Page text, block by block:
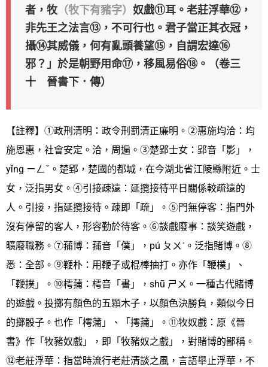
者，牧 （牧下有豬字） 奴戲⑪耳。老莊浮華⑫，
非先王之法言⑬，不可行也。君子當正其衣冠，
攝⑭其威儀，何有亂頭養望⑮，自謂宏達⑯
邪？」於是朝野用命⑰，移風易俗⑱。（卷三
十 晉書下．傳）
【註釋】①政刑清明：政令刑罰清正廉明。②惠施均洽：均
施恩惠，社會安定。洽，周遍。③楚郢士女：郢音「影」，
yǐng ㄧㄥˇ。楚郢，楚國的都城，在今湖北省江陵縣附近。士
女，泛指男女。④引接疎遠：延攬接待平日關係較疏遠的
人。引接，指延攬接待。疎即「疏」。⑤門無停客：指門外
沒有停留的客人，形容勤於待客。⑥談戲廢事：談笑遊戲，
曠廢職務。⑦蒱博：蒱音「僕」，pú ㄆㄨˊ。泛指賭博。⑧
悉：全部。⑨鞭朴：用鞭子或棍棒抽打。亦作「鞭樸」、
「鞭撲」。⑩樗蒱：樗音「書」，shū ㄕㄨ。一種古代賭博
的遊戲。投擲有顏色的五顆木子，以顏色決勝負，類似今日
的擲骰子。也作「樗蒲」、「摴蒱」。⑪牧奴戲：原《晉
書》作「牧豬奴戲」，即「牧豬奴之戲」，對賭博的鄙稱。
⑫老莊浮華：指當時流行老莊清談之風，言語舉止浮華，不